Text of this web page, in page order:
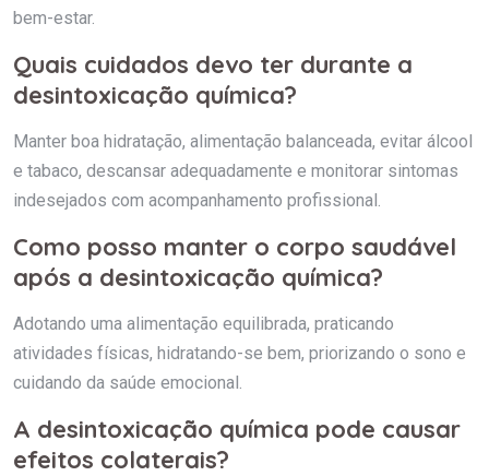
bem-estar.
Quais cuidados devo ter durante a
desintoxicação química?
Manter boa hidratação, alimentação balanceada, evitar álcool
e tabaco, descansar adequadamente e monitorar sintomas
indesejados com acompanhamento profissional.
Como posso manter o corpo saudável
após a desintoxicação química?
Adotando uma alimentação equilibrada, praticando
atividades físicas, hidratando-se bem, priorizando o sono e
cuidando da saúde emocional.
A desintoxicação química pode causar
efeitos colaterais?